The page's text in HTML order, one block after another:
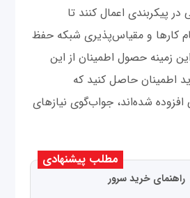
در پیکربندی اعمال کنند تا
کارها و مقیاس‌پذیری شبکه حفظ
زمینه حصول اطمینان از این
اطمینان حاصل کنید که
افزوده شده‌اند، جواب‌گوی نیازهای
مطلب پیشنهادی
راهنمای خرید ‌سرور